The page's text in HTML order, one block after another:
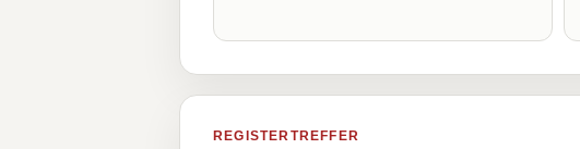
REGISTERTREFFER